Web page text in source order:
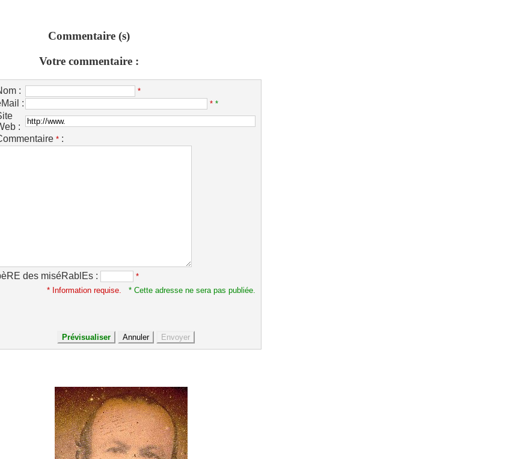
Commentaire (s)
Votre commentaire :
: *
: * *
:
* :
des miséRablEs :
*
* Information requise.
* Cette adresse ne sera pas publiée.